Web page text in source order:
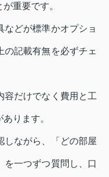
重要です。
などが標準かオプショ
の記載有無を必ずチェ
容だけでなく費用と工
ります。
しながら、「どの部屋
を一つずつ質問し、口